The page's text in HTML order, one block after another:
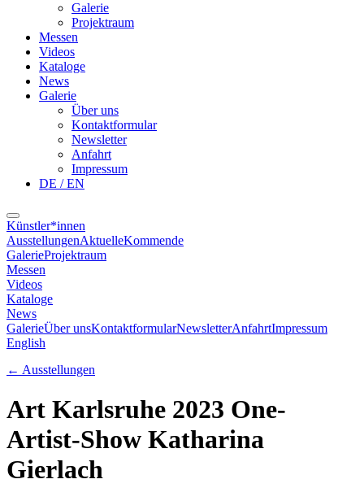
Galerie
Projektraum
Messen
Videos
Kataloge
News
Galerie
Über uns
Kontaktformular
Newsletter
Anfahrt
Impressum
DE / EN
Künstler*innen
AusstellungenAktuelleKommende
GalerieProjektraum
Messen
Videos
Kataloge
News
GalerieÜber unsKontaktformularNewsletterAnfahrtImpressum
English
← Ausstellungen
Art Karlsruhe 2023 One-
Artist-Show Katharina
Gierlach